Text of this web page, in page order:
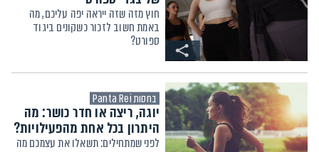
חוץ מזה שזה ייראה יפה עליכם, מה
באמת חשוב לזכור כשקונים ביגוד
ספורט?
בחסות Panta Rei
יוגה, ריצה או חדר כושר: מה
היתרון בכל אחת מהפעילויות?
לפני שמתחילים: תשאלו את עצמכם מה